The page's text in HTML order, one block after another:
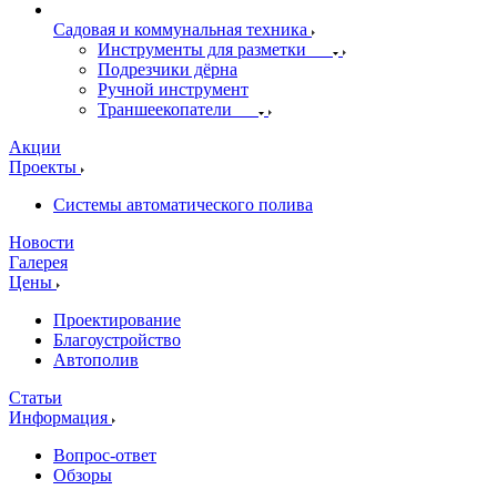
Садовая и коммунальная техника
Инструменты для разметки
Подрезчики дёрна
Ручной инструмент
Траншеекопатели
Акции
Проекты
Системы автоматического полива
Новости
Галерея
Цены
Проектирование
Благоустройство
Автополив
Статьи
Информация
Вопрос-ответ
Обзоры